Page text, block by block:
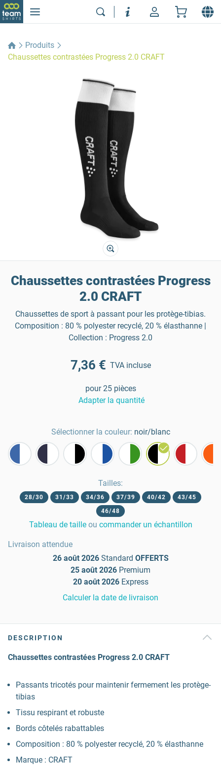
Produits
Chaussettes contrastées Progress 2.0 CRAFT
Chaussettes contrastées Progress
2.0 CRAFT
Chaussettes de sport à passant pour les protège-tibias.
Composition : 80 % polyester recyclé, 20 % élasthanne |
Collection : Progress 2.0
7,36 € TVA incluse
pour 25 pièces
Adapter la quantité
Sélectionner la couleur: noir/blanc
Tailles:
28/30 31/33 34/36 37/39 40/42
43/45
46/48
Tableau de taille ou commander un échantillon
Livraison attendue
26 août 2026 Standard OFFERTS
25 août 2026 Premium
20 août 2026 Express
Calculer la date de livraison
DESCRIPTION
Chaussettes contrastées Progress 2.0 CRAFT
Passants tricotés pour maintenir fermement les protège-
tibias
Tissu respirant et robuste
Bords côtelés rabattables
Composition : 80 % polyester recyclé, 20 % élasthanne
Marque : CRAFT